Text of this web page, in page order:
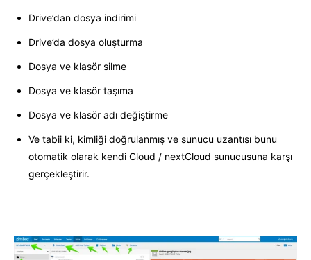
Drive’dan dosya indirimi
Drive’da dosya oluşturma
Dosya ve klasör silme
Dosya ve klasör taşıma
Dosya ve klasör adı değiştirme
Ve tabii ki, kimliği doğrulanmış ve sunucu uzantısı bunu
otomatik olarak kendi Cloud / nextCloud sunucusuna karşı
gerçekleştirir.